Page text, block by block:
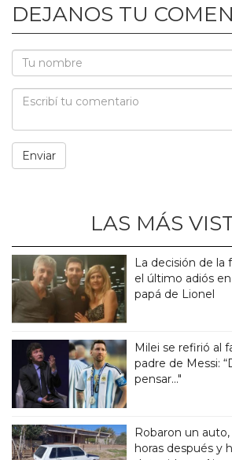
DEJANOS TU
LAS MÁS
La decisión de la
el último adiós
papá de Lionel
Milei se refirió al
padre de Messi:
pensar..."
Robaron un
horas después y